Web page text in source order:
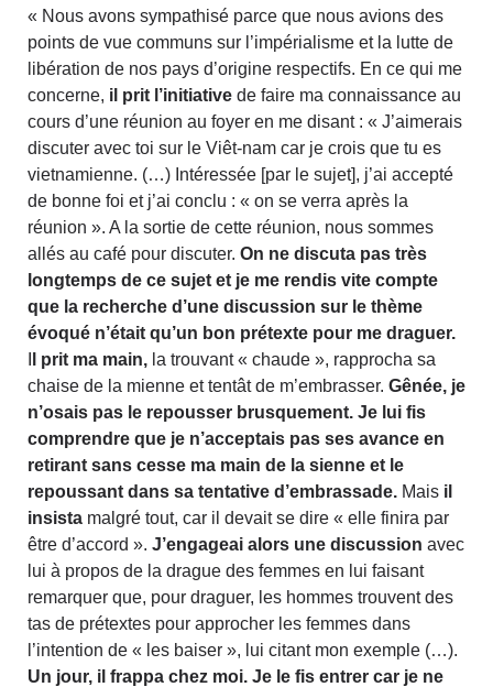
« Nous avons sympathisé parce que nous avions des
points de vue communs sur l’impérialisme et la lutte de
libération de nos pays d’origine respectifs. En ce qui me
concerne, il prit l’initiative de faire ma connaissance au
cours d’une réunion au foyer en me disant : « J’aimerais
discuter avec toi sur le Viêt-nam car je crois que tu es
vietnamienne. (…) Intéressée [par le sujet], j’ai accepté
de bonne foi et j’ai conclu : « on se verra après la
réunion ». A la sortie de cette réunion, nous sommes
allés au café pour discuter. On ne discuta pas très
longtemps de ce sujet et je me rendis vite compte
que la recherche d’une discussion sur le thème
évoqué n’était qu’un bon prétexte pour me draguer.
l prit ma main, la trouvant « chaude », rapprocha sa
chaise de la mienne et tentât de m’embrasser. Gênée, je
n’osais pas le repousser brusquement. Je lui fis
comprendre que je n’acceptais pas ses avance en
retirant sans cesse ma main de la sienne et le
repoussant dans sa tentative d’embrassade. Mais il
insista malgré tout, car il devait se dire « elle finira par
être d’accord ». J’engageai alors une discussion avec
lui à propos de la drague des femmes en lui faisant
remarquer que, pour draguer, les hommes trouvent des
tas de prétextes pour approcher les femmes dans
l’intention de « les baiser », lui citant mon exemple (…).
Un jour, il frappa chez moi. Je le fis entrer car je ne